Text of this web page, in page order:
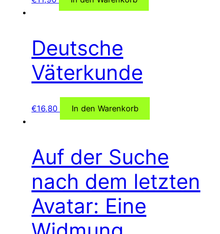
Deutsche
Väterkunde
€16,80 In den Warenkorb
Auf der Suche
nach dem letzten
Avatar: Eine